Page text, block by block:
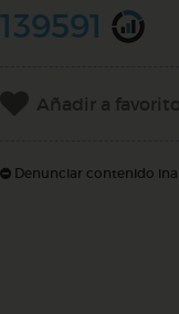
139591
Añadir a
Denunciar contenido